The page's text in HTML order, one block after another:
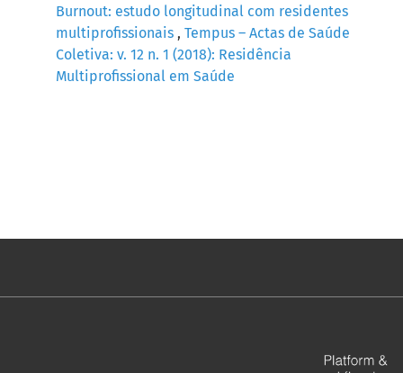
Burnout: estudo longitudinal com residentes
multiprofissionais , Tempus – Actas de Saúde
Coletiva: v. 12 n. 1 (2018): Residência
Multiprofissional em Saúde